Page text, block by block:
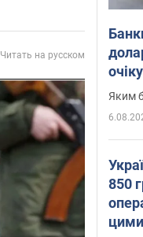
Читать на русском
Яким
850